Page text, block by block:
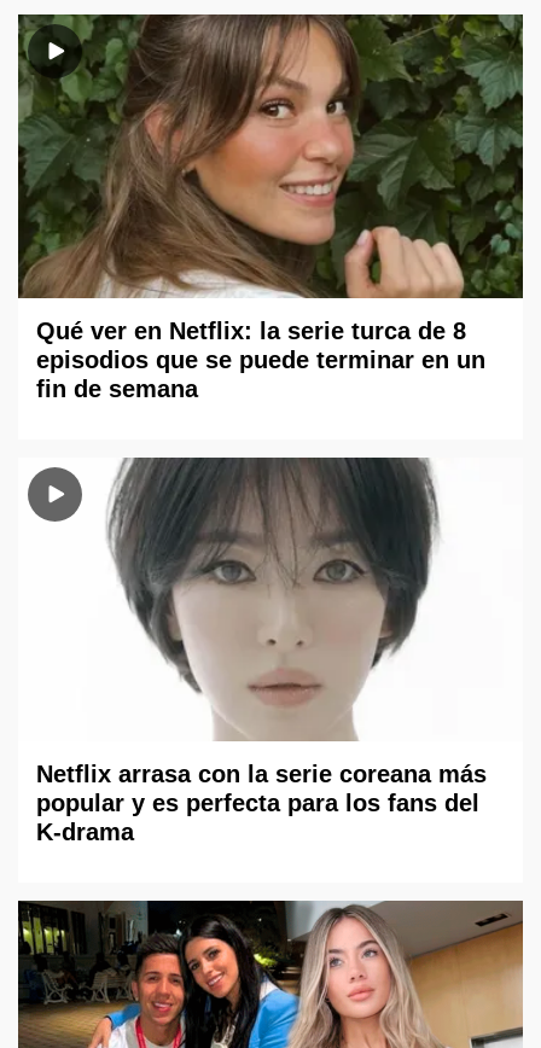
Qué ver en Netflix: la serie turca de 8
episodios que se puede terminar en un
fin de semana
Netflix arrasa con la serie coreana más
popular y es perfecta para los fans del
K-drama